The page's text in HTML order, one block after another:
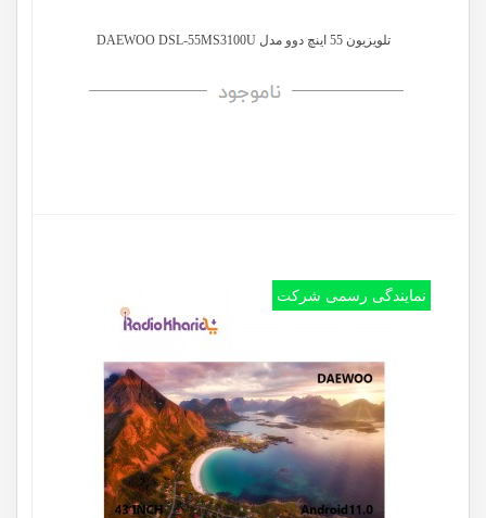
تلويزيون 55 اینچ دوو مدل DAEWOO DSL-55MS3100U
نمایندگی رسمی شرکت